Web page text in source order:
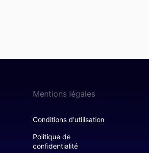
Mentions légales
Conditions d'utilisation
Politique de
confidentialité